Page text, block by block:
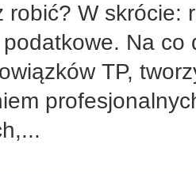
robić? W skrócie:
Na
TP,